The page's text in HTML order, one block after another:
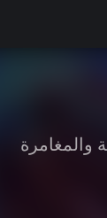
والمغامرة